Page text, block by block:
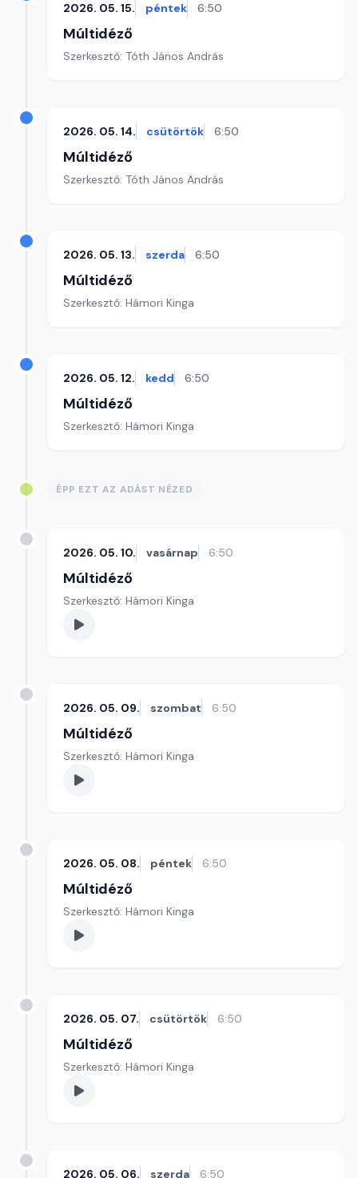
2026. 05. 15. péntek 6:50
Múltidéző
Szerkesztő: Tóth János András
2026. 05. 14. csütörtök 6:50
Múltidéző
Szerkesztő: Tóth János András
2026. 05. 13. szerda 6:50
Múltidéző
Szerkesztő: Hámori Kinga
2026. 05. 12. kedd 6:50
Múltidéző
Szerkesztő: Hámori Kinga
ÉPP EZT AZ ADÁST NÉZED
2026. 05. 10. vasárnap 6:50
Múltidéző
Szerkesztő: Hámori Kinga
2026. 05. 09. szombat 6:50
Múltidéző
Szerkesztő: Hámori Kinga
2026. 05. 08. péntek 6:50
Múltidéző
Szerkesztő: Hámori Kinga
2026. 05. 07. csütörtök 6:50
Múltidéző
Szerkesztő: Hámori Kinga
2026. 05. 06. szerda 6:50